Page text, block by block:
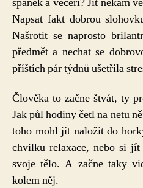
Napsat fakt dobrou
Našrotit se naprosto
předmět a nechat se
příštích pár týdnů ušetřila
Člověka to začne štvát, ty
Jak půl hodiny četl na netu
toho mohl jít naložit do
chvilku relaxace, nebo si jít
svoje tělo. A začne taky
kolem něj.